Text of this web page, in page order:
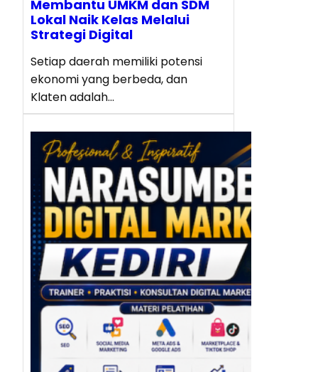
Membantu UMKM dan SDM
Lokal Naik Kelas Melalui
Strategi Digital
Setiap daerah memiliki potensi
ekonomi yang berbeda, dan
Klaten adalah…